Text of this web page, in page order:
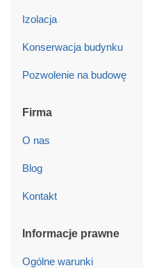
Izolacja
Konserwacja budynku
Pozwolenie na budowę
Firma
O nas
Blog
Kontakt
Informacje prawne
Ogólne warunki